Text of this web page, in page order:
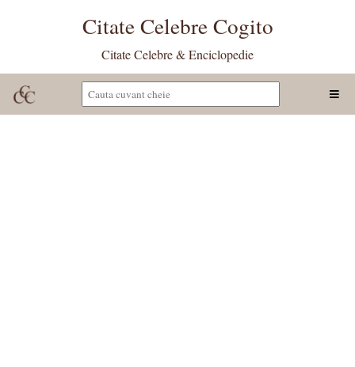
Citate Celebre Cogito
Citate Celebre & Enciclopedie